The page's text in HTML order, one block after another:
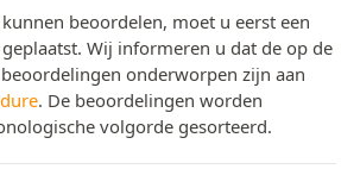
beoordelen, moet u eerst een
Wij informeren u dat de op de
onderworpen zijn aan
. De beoordelingen worden
volgorde gesorteerd.